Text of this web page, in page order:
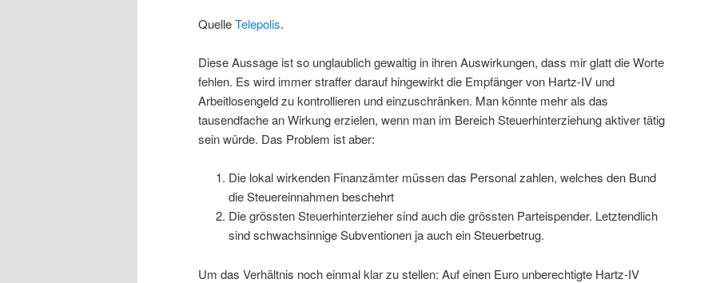
QuelleTelepolis.
Diese Aussage ist so unglaublich gewaltig in ihren Auswirkungen, dass mir glatt die Worte
fehlen. Es wird immer straffer darauf hingewirkt die Empfänger von Hartz-IV und
Arbeitlosengeld zu kontrollieren und einzuschränken. Man könnte mehr als das
tausendfache an Wirkung erzielen, wenn man im Bereich Steuerhinterziehung aktiver tätig
sein würde. Das Problem ist aber:
Die lokal wirkenden Finanzämter müssen das Personal zahlen, welches den Bund
die Steuereinnahmen beschehrt
Die grössten Steuerhinterzieher sind auch die grössten Parteispender. Letztendlich
sind schwachsinnige Subventionen ja auch ein Steuerbetrug.
Um das Verhältnis noch einmal klar zu stellen: Auf einen Euro unberechtigte Hartz-IV